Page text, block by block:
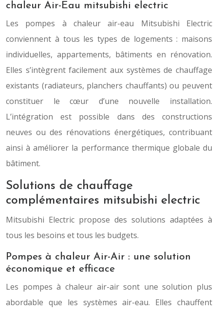
chaleur Air-Eau mitsubishi electric
Les pompes à chaleur air-eau Mitsubishi Electric
conviennent à tous les types de logements : maisons
individuelles, appartements, bâtiments en rénovation.
Elles s’intègrent facilement aux systèmes de chauffage
existants (radiateurs, planchers chauffants) ou peuvent
constituer le cœur d’une nouvelle installation.
L’intégration est possible dans des constructions
neuves ou des rénovations énergétiques, contribuant
ainsi à améliorer la performance thermique globale du
bâtiment.
Solutions de chauffage
complémentaires mitsubishi electric
Mitsubishi Electric propose des solutions adaptées à
tous les besoins et tous les budgets.
Pompes à chaleur Air-Air : une solution
économique et efficace
Les pompes à chaleur air-air sont une solution plus
abordable que les systèmes air-eau. Elles chauffent